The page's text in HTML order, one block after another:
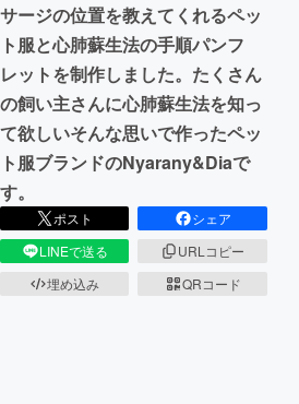
CAMPFIRE for Social Good
CAMPFIREふるさと納税machi-
サージの位置を教えてくれるペッ
ト服と心肺蘇生法の手順パンフ
レットを制作しました。たくさん
の飼い主さんに心肺蘇生法を知っ
て欲しいそんな思いで作ったペッ
ト服ブランドのNyarany&Diaで
す。
ポスト
シェア
LINEで送る
URLコピー
埋め込み
QRコード